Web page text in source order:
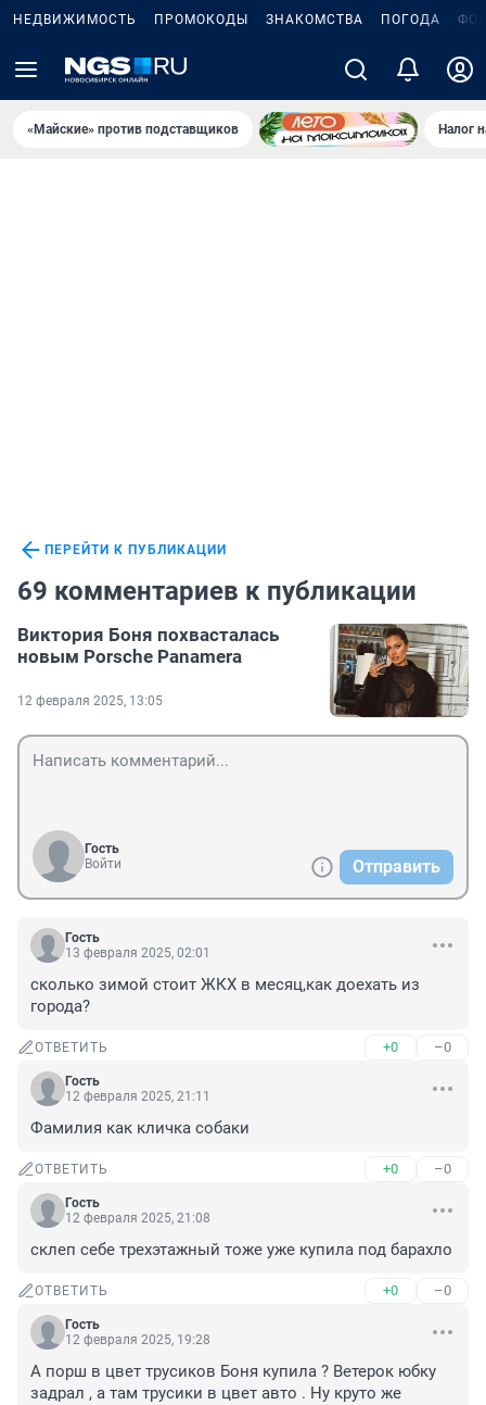
НЕДВИЖИМОСТЬ ПРОМОКОДЫ ЗНАКОМСТВА ПОГОДА
«Майские» против подставщиков Налог
ПЕРЕЙТИ К ПУБЛИКАЦИИ
69 комментариев к публикации
Виктория Боня похвасталась
новым Porsche Panamera
12 февраля 2025, 13:05
Гость
Войти
Отправить
Гость
13 февраля 2025, 02:01
сколько зимой стоит ЖКХ в месяц,как доехать из
города?
ОТВЕТИТЬ +0 –0
Гость
12 февраля 2025, 21:11
Фамилия как кличка собаки
ОТВЕТИТЬ +0 –0
Гость
12 февраля 2025, 21:08
склеп себе трехэтажный тоже уже купила под барахло
ОТВЕТИТЬ +0 –0
Гость
12 февраля 2025, 19:28
А порш в цвет трусиков Боня купила ? Ветерок юбку
задрал , а там трусики в цвет авто . Ну круто же